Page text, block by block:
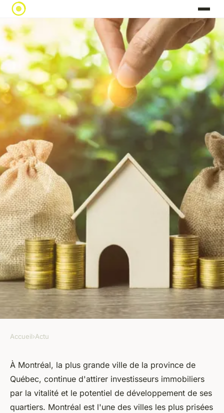
Pourquoi le grand Montréal
reste un endroit attractif pour
l'investissement immobilier ?
Accueil›Actu
À Montréal, la plus grande ville de la province de
Québec, continue d'attirer investisseurs immobiliers
par la vitalité et le potentiel de développement de ses
quartiers. Montréal est l'une des villes les plus prisées